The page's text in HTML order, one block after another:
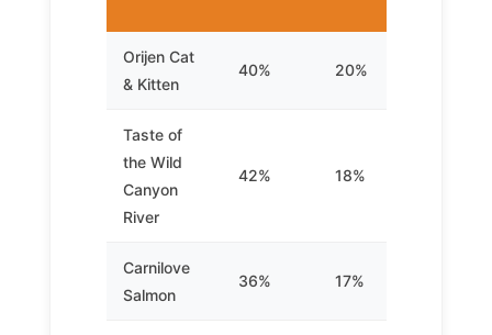
Orijen Cat
& Kitten
40% 20%
Taste of
the Wild
Canyon
River
42% 18%
Carnilove
Salmon
36% 17%